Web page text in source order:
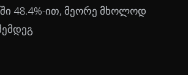
48.4%-ით, მეორე მხოლოდ